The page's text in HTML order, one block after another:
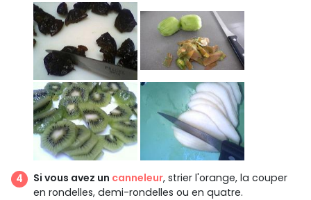
Si vous avez un canneleur, strier l'orange, la couper
en rondelles, demi-rondelles ou en quatre.